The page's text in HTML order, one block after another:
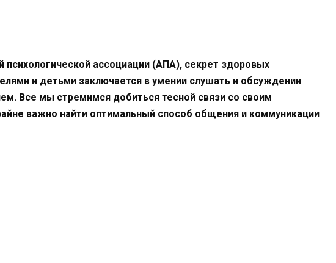
ассоциации (AПA), секрет здоровых
и детьми заключается в умении слушать и обсуждении
Все мы стремимся добиться тесной связи со своим
важно найти оптимальный способ общения и коммуникации